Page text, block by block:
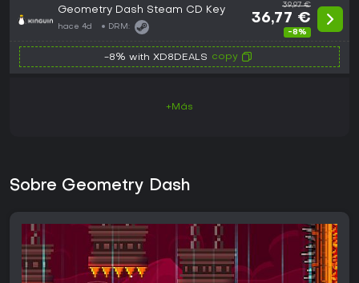
Geometry Dash Steam CD Key
hace 4d DRM:
39,97 €
36,77 €
-8%
-8% with XD8DEALS copy
+Más
Sobre Geometry Dash